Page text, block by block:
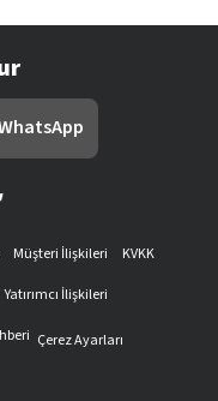
Müşteri İlişkileri
KVKK
Yatırımcı İlişkileri
Çerez Ayarları